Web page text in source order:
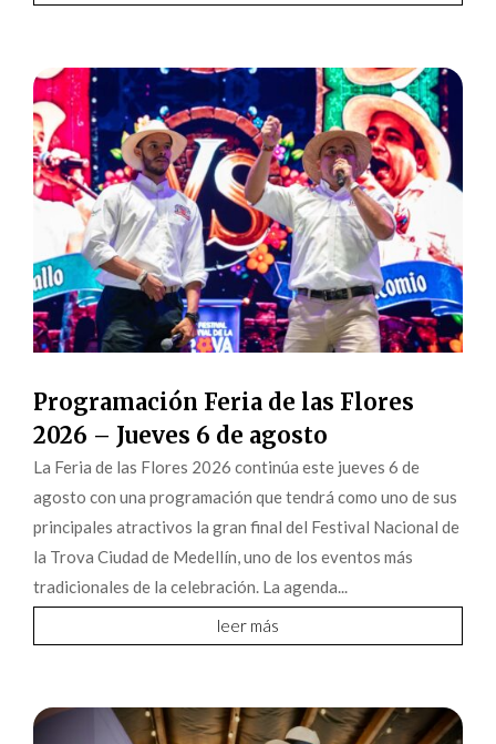
Programación Feria de las Flores
2026 – Jueves 6 de agosto
La Feria de las Flores 2026 continúa este jueves 6 de
agosto con una programación que tendrá como uno de sus
principales atractivos la gran final del Festival Nacional de
la Trova Ciudad de Medellín, uno de los eventos más
tradicionales de la celebración. La agenda...
leer más